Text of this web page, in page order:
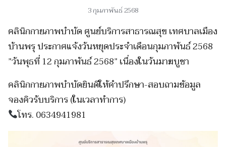
3 กุมภาพันธ์ 2568
คลินิกกายภาพบำบัด ศูนย์บริการสาธารณสุข เทศบาลเมือง
บ้านพรุ ประกาศแจ้งวันหยุดประจำเดือนกุมภาพันธ์ 2568
”วันพุธที่ 12 กุมภาพันธ์ 2568” เนื่องในวันมาฆบูชา
คลินิกกายภาพบำบัดยินดีให้คำปรึกษา-สอบถามข้อมูล
จองคิวรับบริการ (ในเวลาทำการ)
โทร. 0634941981